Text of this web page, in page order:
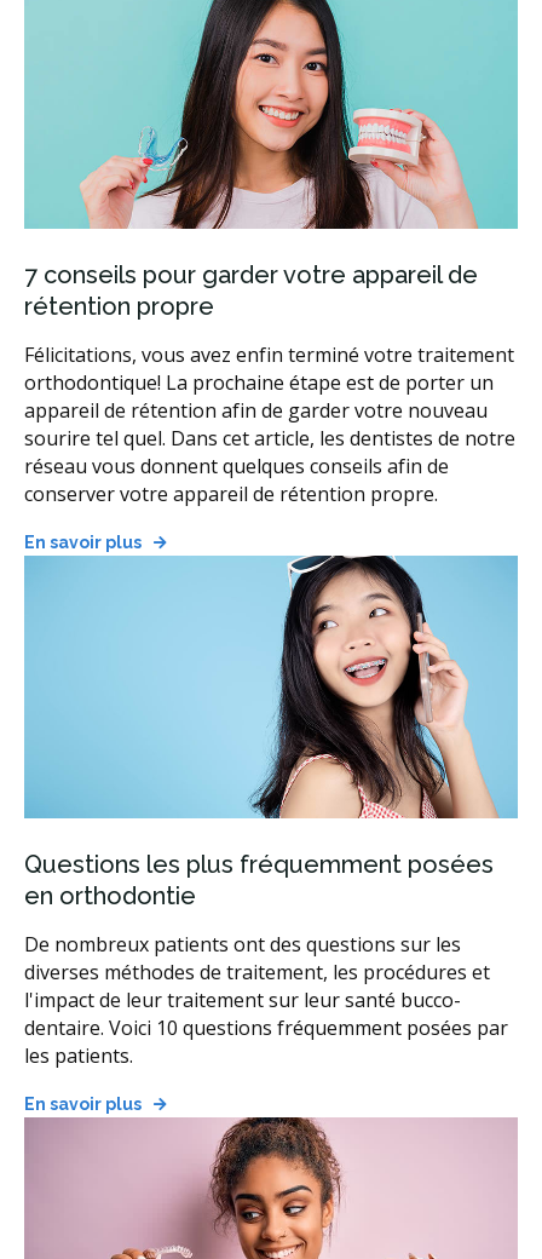
7 conseils pour garder votre appareil de
rétention propre
Félicitations, vous avez enfin terminé votre traitement
orthodontique! La prochaine étape est de porter un
appareil de rétention afin de garder votre nouveau
sourire tel quel. Dans cet article, les dentistes de notre
réseau vous donnent quelques conseils afin de
conserver votre appareil de rétention propre.
En savoir plus
Questions les plus fréquemment posées
en orthodontie
De nombreux patients ont des questions sur les
diverses méthodes de traitement, les procédures et
l'impact de leur traitement sur leur santé bucco-
dentaire. Voici 10 questions fréquemment posées par
les patients.
En savoir plus